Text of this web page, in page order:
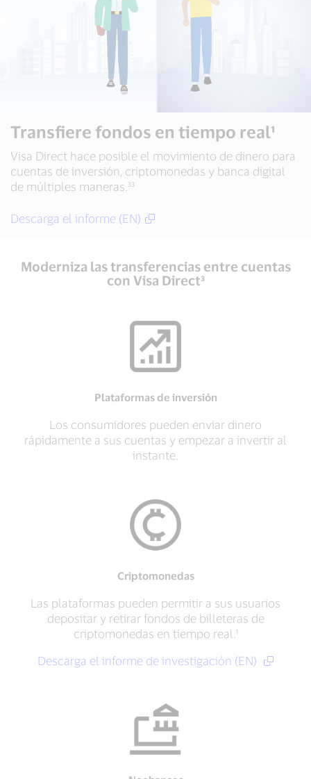
Transfiere fondos en tiempo real¹
Visa Direct hace posible el movimiento de dinero para
cuentas de inversión, criptomonedas y banca digital
de múltiples maneras.³³
Descarga el informe (EN)
Moderniza las transferencias entre cuentas
con Visa Direct³
Plataformas de inversión
Los consumidores pueden enviar dinero
rápidamente a sus cuentas y empezar a invertir al
instante.
Criptomonedas
Las plataformas pueden permitir a sus usuarios
depositar y retirar fondos de billeteras de
criptomonedas en tiempo real.¹
Descarga el informe de investigación (EN)